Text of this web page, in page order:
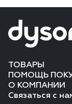
ТОВАРЫ
ПОМОЩЬ
О КОМПАНИИ
Связаться с